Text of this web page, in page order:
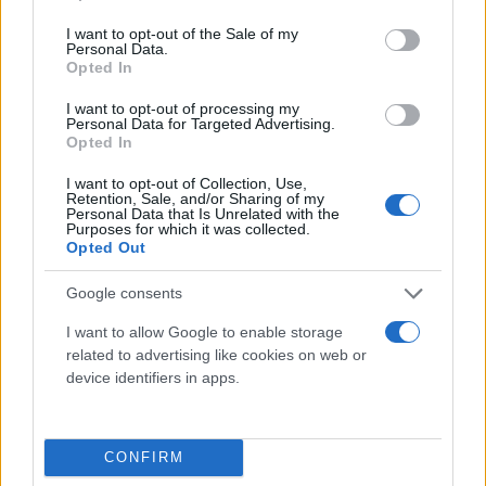
use your data for below specified purposes in below Google
consent section.
I want to opt-out of the Sale of my
Personal Data.
Opted In
I want to opt-out of processing my
Personal Data for Targeted Advertising.
Opted In
I want to opt-out of Collection, Use,
Retention, Sale, and/or Sharing of my
Personal Data that Is Unrelated with the
Purposes for which it was collected.
Opted Out
Google consents
I want to allow Google to enable storage
related to advertising like cookies on web or
device identifiers in apps.
CONFIRM
Categorie
Abrasivi
I prodotti abrasivi
Valige pronto soccorso
Antinfortunistica
Abbigliamento
Guanti